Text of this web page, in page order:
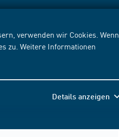
verwenden wir Cookies. Wenn
zu. Weitere Informationen
Details anzeigen